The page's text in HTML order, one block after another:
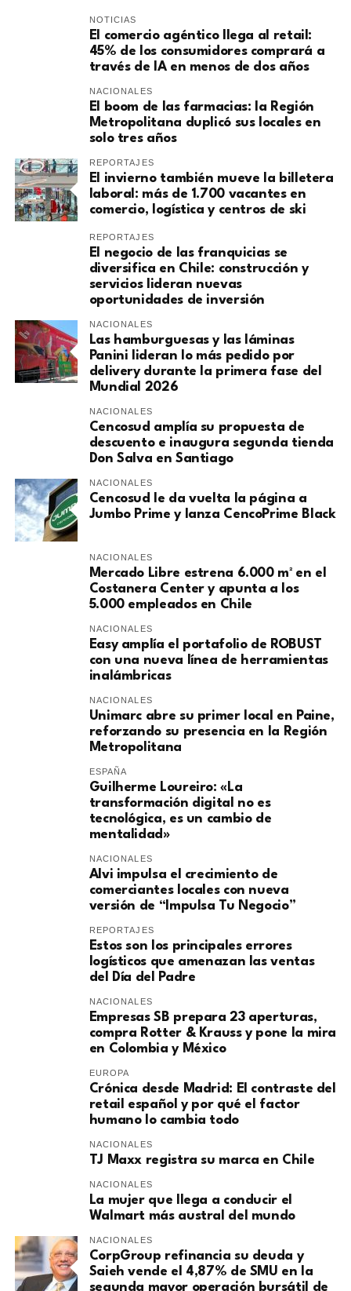
NOTICIAS
El comercio agéntico llega al retail:
45% de los consumidores comprará a
través de IA en menos de dos años
NACIONALES
El boom de las farmacias: la Región
Metropolitana duplicó sus locales en
solo tres años
REPORTAJES
El invierno también mueve la billetera
laboral: más de 1.700 vacantes en
comercio, logística y centros de ski
REPORTAJES
El negocio de las franquicias se
diversifica en Chile: construcción y
servicios lideran nuevas
oportunidades de inversión
NACIONALES
Las hamburguesas y las láminas
Panini lideran lo más pedido por
delivery durante la primera fase del
Mundial 2026
NACIONALES
Cencosud amplía su propuesta de
descuento e inaugura segunda tienda
Don Salva en Santiago
NACIONALES
Cencosud le da vuelta la página a
Jumbo Prime y lanza CencoPrime Black
NACIONALES
Mercado Libre estrena 6.000 m² en el
Costanera Center y apunta a los
5.000 empleados en Chile
NACIONALES
Easy amplía el portafolio de ROBUST
con una nueva línea de herramientas
inalámbricas
NACIONALES
Unimarc abre su primer local en Paine,
reforzando su presencia en la Región
Metropolitana
ESPAÑA
Guilherme Loureiro: «La
transformación digital no es
tecnológica, es un cambio de
mentalidad»
NACIONALES
Alvi impulsa el crecimiento de
comerciantes locales con nueva
versión de “Impulsa Tu Negocio”
REPORTAJES
Estos son los principales errores
logísticos que amenazan las ventas
del Día del Padre
NACIONALES
Empresas SB prepara 23 aperturas,
compra Rotter & Krauss y pone la mira
en Colombia y México
EUROPA
​Crónica desde Madrid: El contraste del
retail español y por qué el factor
humano lo cambia todo
NACIONALES
TJ Maxx registra su marca en Chile
NACIONALES
La mujer que llega a conducir el
Walmart más austral del mundo
NACIONALES
CorpGroup refinancia su deuda y
Saieh vende el 4,87% de SMU en la
segunda mayor operación bursátil de